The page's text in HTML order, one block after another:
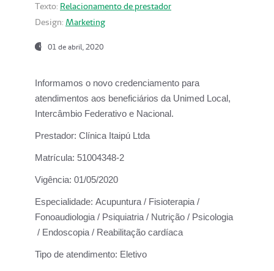
Texto: Relacionamento de prestador
Design: Marketing
01 de abril, 2020
Informamos o novo credenciamento para
atendimentos aos beneficiários da Unimed Local,
Intercâmbio Federativo e Nacional.
Prestador: Clínica Itaipú Ltda
Matrícula: 51004348-2
Vigência: 01/05/2020
Especialidade: Acupuntura / Fisioterapia /
Fonoaudiologia / Psiquiatria / Nutrição / Psicologia
/ Endoscopia / Reabilitação cardíaca
Tipo de atendimento: Eletivo